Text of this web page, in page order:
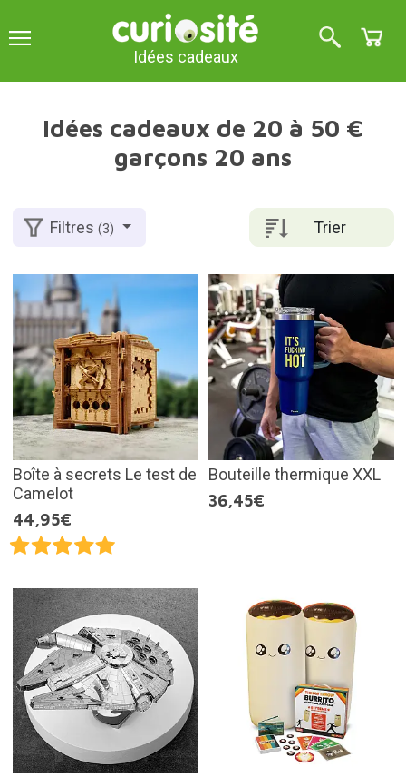
Idées cadeaux
Idées cadeaux de 20 à 50 €
garçons 20 ans
Trier
Filtres(3)
Boîte à secrets Le test de
Camelot
44,95€
Bouteille thermique XXL
36,45€